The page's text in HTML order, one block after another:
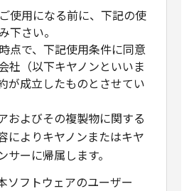
使用になる前に、下記の使
下さい。
点で、下記使用条件に同意
社（以下キヤノンといいま
が成立したものとさせてい
およびその複製物に関する
によりキヤノンまたはキヤ
サーに帰属します。
ソフトウェアのユーザー